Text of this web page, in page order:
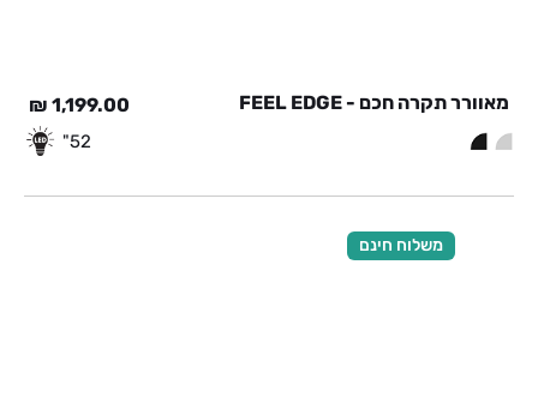
מאוורר תקרה חכם - FEEL EDGE 1,199.00
₪
52"
משלוח חינם